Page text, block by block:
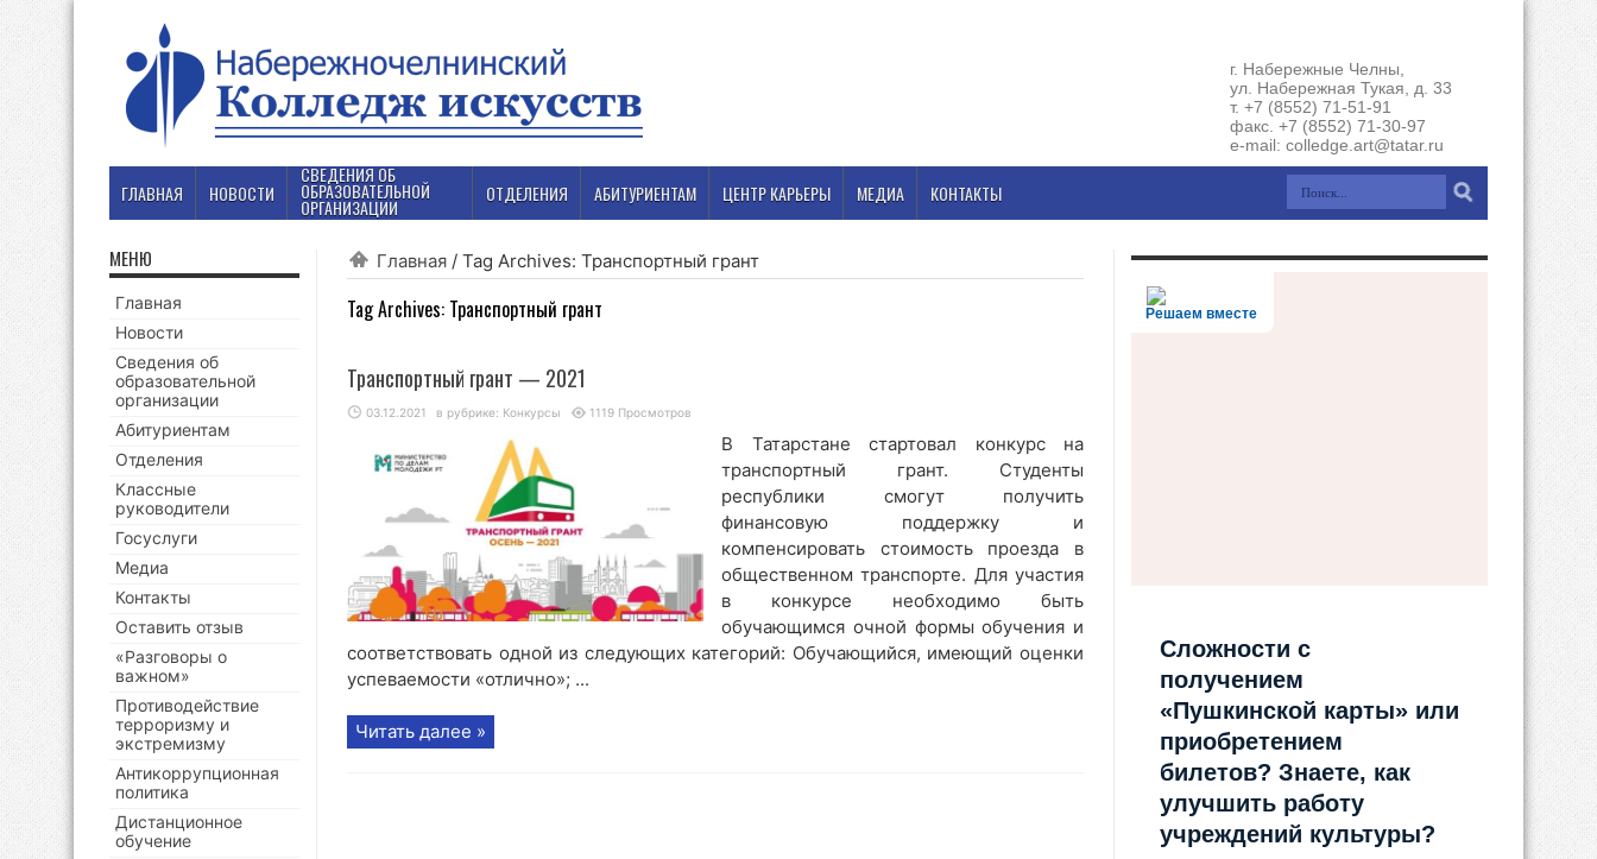
г. Набережные Челны,
ул. Набережная Тукая, д. 33
т. +7 (8552) 71-51-91
факс. +7 (8552) 71-30-97
e-mail: colledge.art@tatar.ru
ГЛАВНАЯ НОВОСТИ
СВЕДЕНИЯ ОБ
ОБРАЗОВАТЕЛЬНОЙ
ОРГАНИЗАЦИИ
ОТДЕЛЕНИЯ АБИТУРИЕНТАМ ЦЕНТР КАРЬЕРЫ МЕДИА КОНТАКТЫ
Главная / Tag Archives: Транспортный грант
Tag Archives: Транспортный грант
Транспортный грант — 2021
03.12.2021 в рубрике: Конкурсы 1119 Просмотров
В Татарстане стартовал конкурс на
транспортный грант. Студенты
республики смогут получить
финансовую поддержку и
компенсировать стоимость проезда в
общественном транспорте. Для участия
в конкурсе необходимо быть
обучающимся очной формы обучения и
соответствовать одной из следующих категорий: Обучающийся, имеющий оценки
успеваемости «отлично»; ...
Читать далее »
МЕНЮ
Главная
Новости
Сведения об
образовательной
организации
Абитуриентам
Отделения
Классные
руководители
Госуслуги
Медиа
Контакты
Оставить отзыв
«Разговоры о
важном»
Противодействие
терроризму и
экстремизму
Антикоррупционная
политика
Дистанционное
обучение
Решаем вместе
Сложности с
получением
«Пушкинской карты» или
приобретением
билетов? Знаете, как
улучшить работу
учреждений культуры?